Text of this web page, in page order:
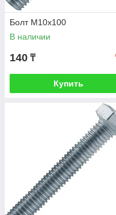
Болт М10х100
В наличии
140 ₸
Купить